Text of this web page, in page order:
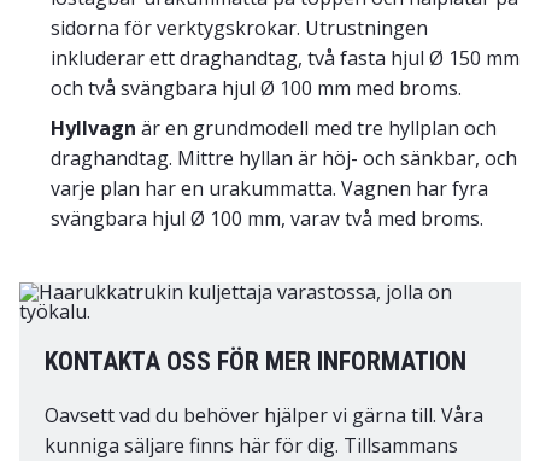
sidorna för verktygskrokar. Utrustningen
inkluderar ett draghandtag, två fasta hjul Ø 150 mm
och två svängbara hjul Ø 100 mm med broms.
Hyllvagn är en grundmodell med tre hyllplan och
draghandtag. Mittre hyllan är höj- och sänkbar, och
varje plan har en urakummatta. Vagnen har fyra
svängbara hjul Ø 100 mm, varav två med broms.
KONTAKTA OSS FÖR MER INFORMATION
Oavsett vad du behöver hjälper vi gärna till. Våra
kunniga säljare finns här för dig. Tillsammans